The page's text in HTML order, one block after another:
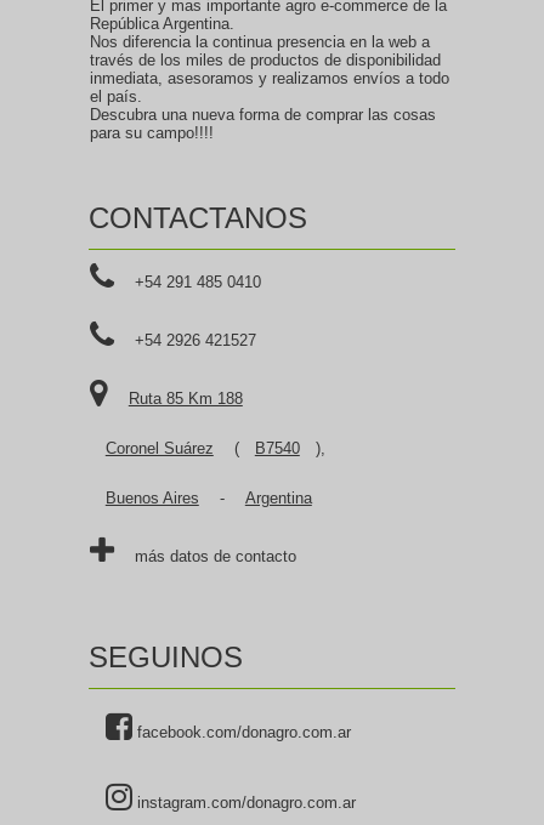
El primer y mas importante agro e-commerce de la
República Argentina.
Nos diferencia la continua presencia en la web a
través de los miles de productos de disponibilidad
inmediata, asesoramos y realizamos envíos a todo
el país.
Descubra una nueva forma de comprar las cosas
para su campo!!!!
CONTACTANOS
+54 291 485 0410
+54 2926 421527
Ruta 85 Km 188
Coronel Suárez ( B7540 ),
Buenos Aires - Argentina
más datos de contacto
SEGUINOS
facebook.com/donagro.com.ar
instagram.com/donagro.com.ar